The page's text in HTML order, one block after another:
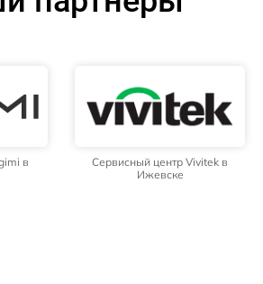
в
Сервисный центр Vivitek в
Ижевске